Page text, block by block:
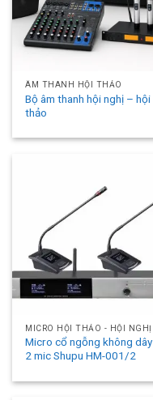
ÂM THANH HỘI THẢO
Bộ âm thanh hội nghị – hội
thảo
MICRO HỘI THẢO - HỘI NGHỊ
Micro cổ ngỗng không dây
2 mic Shupu HM-001/2